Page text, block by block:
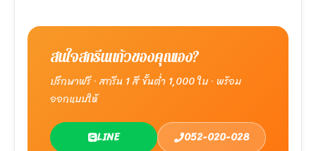
สนใจสกรีนแก้วของคุณเอง?
ปรึกษาฟรี · สกรีน 1 สี ขั้นต่ำ 1,000 ใบ · พร้อม
ออกแบบให้
LINE
052-020-028